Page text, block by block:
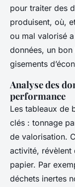
pour traiter des
produisent, où,
ou mal valorisé
données, un
gisements
Analyse des
performance
Les tableaux de
clés : tonnage
de valorisation.
activité, révèlent
papier. Par
déchets inertes